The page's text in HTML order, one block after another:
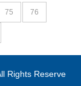
75 76
Rights Reserve